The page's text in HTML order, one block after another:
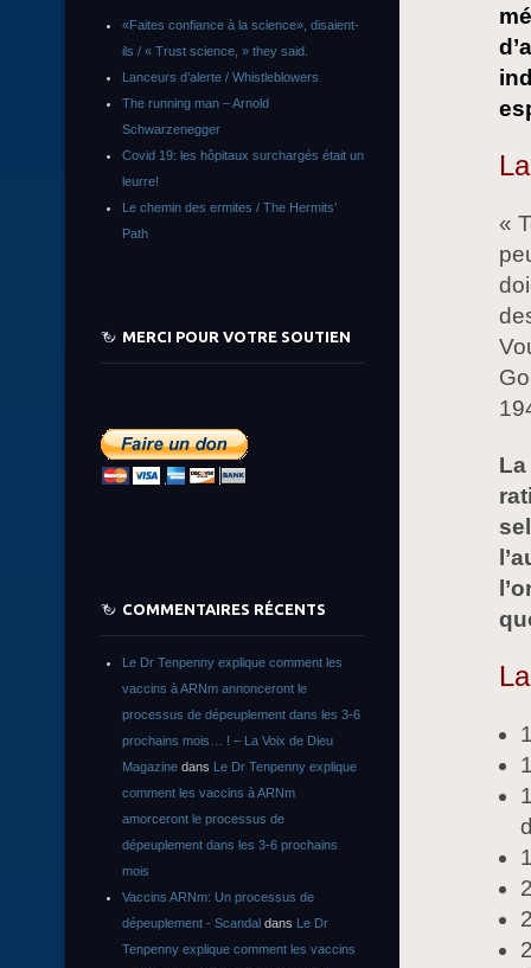
«
«Faites confiance à la science», disaient-
ils / « Trust science, » they said.
Lanceurs d’alerte / Whistleblowers
The running man – Arnold
Schwarzenegger
Covid 19: les hôpitaux surchargés était un
leurre!
Le chemin des ermites / The Hermits’
Path
MERCI POUR VOTRE SOUTIEN
COMMENTAIRES RÉCENTS
Le Dr Tenpenny explique comment les
vaccins à ARNm annonceront le
processus de dépeuplement dans les 3-6
prochains mois… ! – La Voix de Dieu
Magazine dans Le Dr Tenpenny explique
comment les vaccins à ARNm
amorceront le processus de
dépeuplement dans les 3-6 prochains
mois
Vaccins ARNm: Un processus de
dépeuplement - Scandal dans Le Dr
Tenpenny explique comment les vaccins